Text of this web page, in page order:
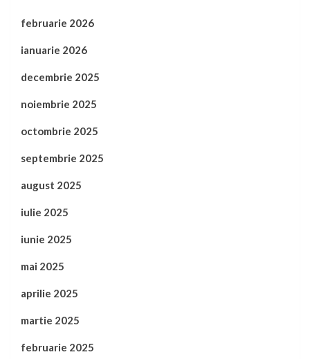
februarie 2026
ianuarie 2026
decembrie 2025
noiembrie 2025
octombrie 2025
septembrie 2025
august 2025
iulie 2025
iunie 2025
mai 2025
aprilie 2025
martie 2025
februarie 2025